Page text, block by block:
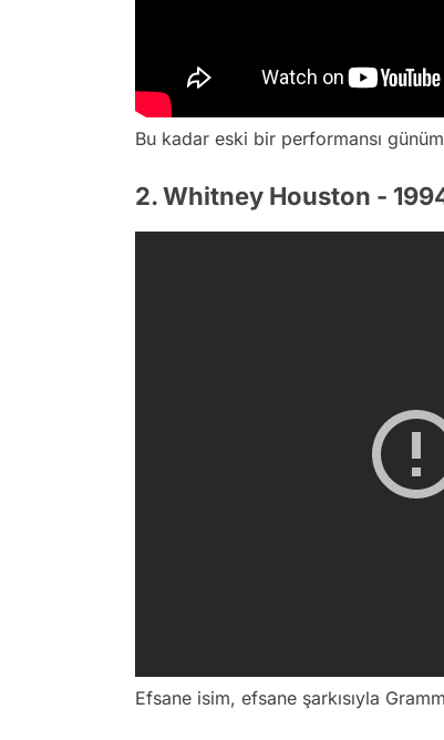
Bu kadar eski bir performansı
2. Whitney Houston -
Efsane isim, efsane şarkısıyla